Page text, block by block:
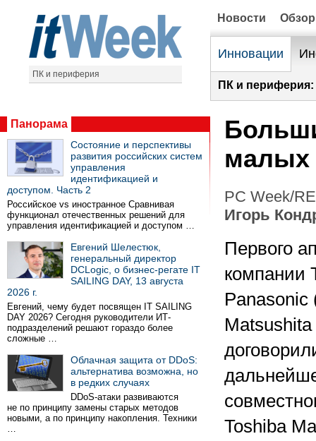
ПК и периферия
Новости
Инновации
ПК и периферия:
Панорама
Состояние и перспективы
развития российских систем
управления
идентификацией и
доступом. Часть 2
Российское vs иностранное Сравнивая
функционал отечественных решений для
управления идентификацией и доступом …
Евгений Шелестюк,
генеральный директор
DCLogic, о бизнес-регате IT
SAILING DAY, 13 августа
2026 г.
Евгений, чему будет посвящен IT SAILING
DAY 2026? Сегодня руководители ИТ-
подразделений решают гораздо более
сложные …
Облачная защита от DDoS:
альтернатива возможна, но
в редких случаях
DDoS-атаки развиваются
не по принципу замены старых методов
новыми, а по принципу накопления. Техники
…
малых
PC Week/
Игорь
Первого
компании
Toshiba